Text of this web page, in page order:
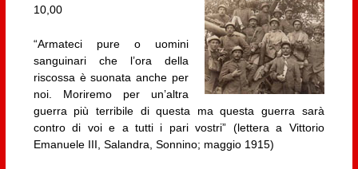
10,00
“Armateci pure o uomini
sanguinari che l’ora della
riscossa è suonata anche per
noi. Moriremo per un’altra
guerra più terribile di questa ma questa guerra sarà
contro di voi e a tutti i pari vostri” (lettera a Vittorio
Emanuele III, Salandra, Sonnino; maggio 1915)